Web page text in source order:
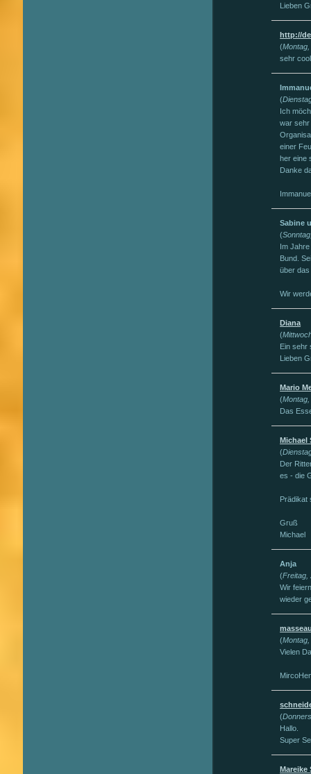
Lieben
http://
(
sehr
(
Ich
war sehr
einer
her eine
Danke
Sabine
(
Im
Bund.
über
Wir
Diana
(
Ein sehr
Lieben
Mario
(
Das
Michael
(
Der
es - die
Prädikat
Gruß
Michael
Anja
(Freitag,
Wir
wieder
(
Vielen
(
Hallo.
Super
Mareike